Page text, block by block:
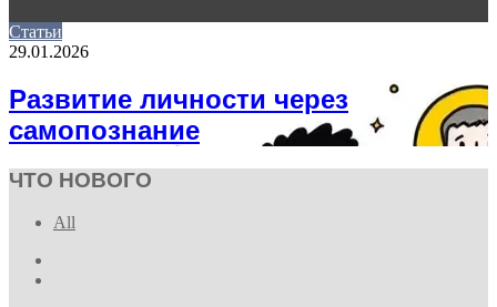
Статьи
29.01.2026
Развитие личности через
самопознание
ЧТО НОВОГО
All